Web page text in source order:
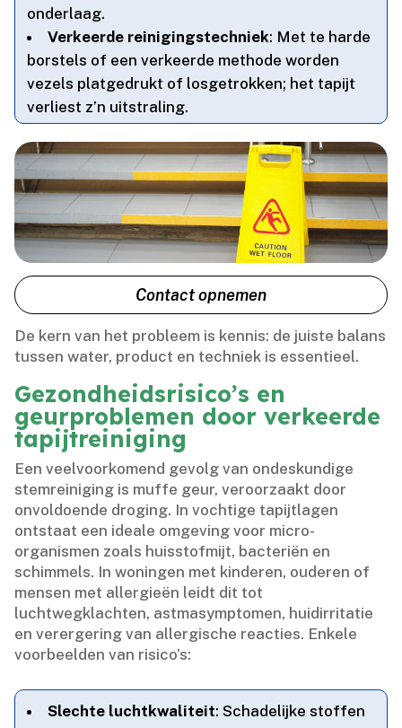
onderlaag.​
Verkeerde reinigingstechniek: Met te harde
borstels of een verkeerde methode worden
vezels platgedrukt of losgetrokken; het tapijt
verliest z’n uitstraling.​
Contact opnemen
De kern van het probleem is kennis: de juiste balans
tussen water, product en techniek is essentieel.​
Gezondheidsrisico’s en
geurproblemen door verkeerde
tapijtreiniging
Een veelvoorkomend gevolg van ondeskundige
stemreiniging is muffe geur, veroorzaakt door
onvoldoende droging.​ In vochtige tapijtlagen
ontstaat een ideale omgeving voor micro-
organismen zoals huisstofmijt, bacteriën en
schimmels.​ In woningen met kinderen, ouderen of
mensen met allergieën leidt dit tot
luchtwegklachten, astmasymptomen, huidirritatie
en verergering van allergische reacties.​ Enkele
voorbeelden van risico’s:
Slechte luchtkwaliteit: Schadelijke stoffen